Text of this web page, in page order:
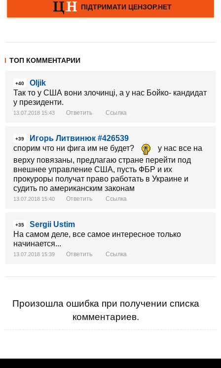
ТОП КОММЕНТАРИИ
+40
Oljik
Так то у США вони злочинці, а у нас Бойко- кандидат
у президенти.
13.07.2018 15:43 Ответить Ссылка
+39
Игорь Литвинюк #426539
спорим что ни фига им не будет?
у нас все на
верху повязаны, предлагаю стране перейти под
внешнее управление США, пусть ФБР и их
прокуроры получат право работать в Украине и
судить по американским законам
13.07.2018 15:40 Ответить Ссылка
+35
Sergii Ustim
На самом деле, все самое интересное только
начинается...
13.07.2018 15:39 Ответить Ссылка
Произошла ошибка при получении списка
комментариев.